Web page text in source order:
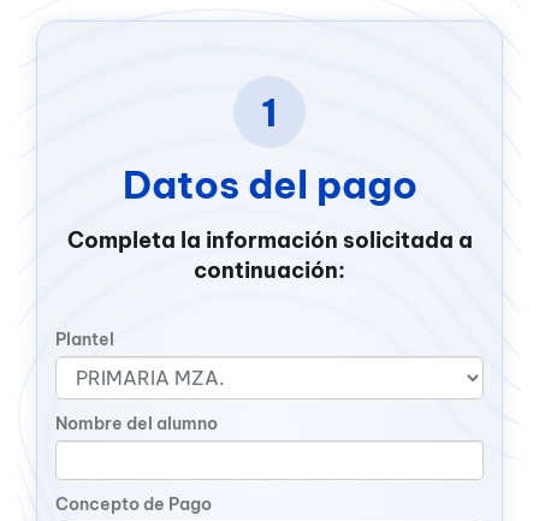
1
Datos del pago
Completa la información solicitada a
continuación:
Plantel
Nombre del alumno
Concepto de Pago